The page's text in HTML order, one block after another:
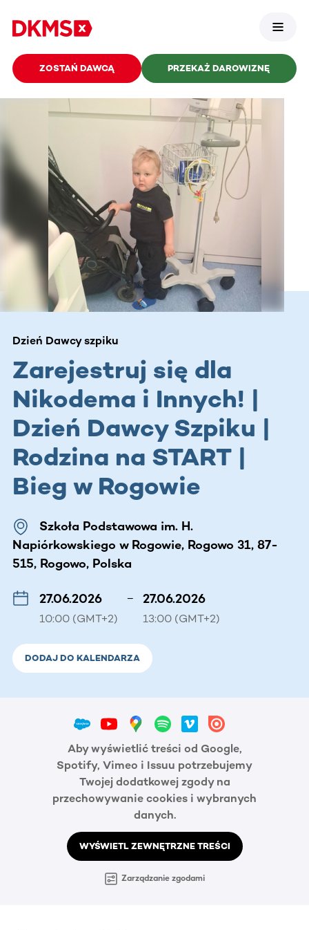
ZOSTAŃ DAWCĄ PRZEKAŻ DAROWIZNĘ
Dzień Dawcy szpiku
Zarejestruj się dla
Nikodema i Innych! |
Dzień Dawcy Szpiku |
Rodzina na START |
Bieg w Rogowie
Szkoła Podstawowa im. H.
Napiórkowskiego w Rogowie, Rogowo 31, 87-
515, Rogowo, Polska
27.06.2026
10:00 (GMT+2)
– 27.06.2026
13:00 (GMT+2)
DODAJ DO KALENDARZA
Aby wyświetlić treści od Google,
Spotify, Vimeo i Issuu potrzebujemy
Twojej dodatkowej zgody na
przechowywanie cookies i wybranych
danych.
WYŚWIETL ZEWNĘTRZNE TREŚCI
Zarządzanie zgodami